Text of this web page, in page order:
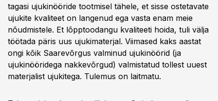
tagasi ujukinööride tootmisel tähele, et sisse ostetavate
ujukite kvaliteet on langenud ega vasta enam meie
nõudmistele. Et lõpptoodangu kvaliteeti hoida, tuli välja
töötada päris uus ujukimaterjal. Viimased kaks aastat
ongi kõik Saarevõrgus valminud ujukinöörid (ja
ujukinööridega nakkevõrgud) valmistatud tollest uuest
materjalist ujukitega. Tulemus on laitmatu.